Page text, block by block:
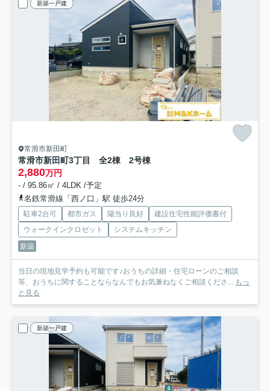
新築一戸建
常滑市新田町
常滑市新田町3丁目 全2棟 2号棟
2,880万円
- / 95.86㎡ / 4LDK /予定
名鉄常滑線「西ノ口」駅 徒歩24分
駐車2台可 都市ガス 陽当り良好
建設住宅性能評価書付
ウォークインクロゼット
システムキッチン
新築
当日の現地見学予約も可能です♪おうちの詳細・住宅ローンのご相談
等、おうちに関することならなんでもお気兼ねなくご相談くださ... もっ
と見る
新築一戸建